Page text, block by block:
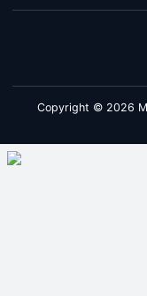
Copyright © 2026